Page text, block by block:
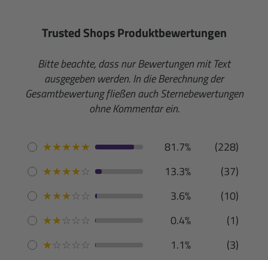
Trusted Shops Produktbewertungen
Bitte beachte, dass nur Bewertungen mit Text
ausgegeben werden. In die Berechnung der
Gesamtbewertung fließen auch Sternebewertungen
ohne Kommentar ein.
★★★★★ 81.7%
(228)
★★★★☆ 13.3%
(37)
★★★☆☆ 3.6%
(10)
★★☆☆☆ 0.4%
(1)
★☆☆☆☆ 1.1% (3)